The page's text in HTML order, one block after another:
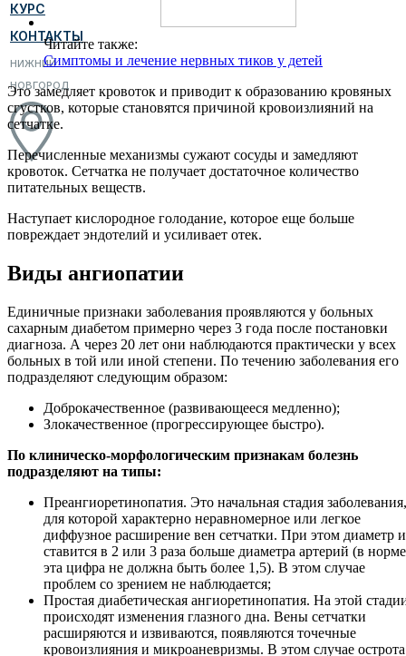
КУРС
КОНТАКТЫ
НИЖНИЙ
НОВГОРОД
Читайте также:
Симптомы и лечение нервных тиков у детей
Это замедляет кровоток и приводит к образованию кровяных
сгустков, которые становятся причиной кровоизлияний на
сетчатке.
Перечисленные механизмы сужают сосуды и замедляют
кровоток. Сетчатка не получает достаточное количество
питательных веществ.
Наступает кислородное голодание, которое еще больше
повреждает эндотелий и усиливает отек.
Виды ангиопатии
Единичные признаки заболевания проявляются у больных
сахарным диабетом примерно через 3 года после постановки
диагноза. А через 20 лет они наблюдаются практически у всех
больных в той или иной степени. По течению заболевания его
подразделяют следующим образом:
Доброкачественное (развивающееся медленно);
Злокачественное (прогрессирующее быстро).
По клиническо-морфологическим признакам болезнь
подразделяют на типы:
Преангиоретинопатия. Это начальная стадия заболевания,
для которой характерно неравномерное или легкое
диффузное расширение вен сетчатки. При этом диаметр
ставится в 2 или 3 раза больше диаметра артерий (в норме
эта цифра не должна быть более 1,5). В этом случае
проблем со зрением не наблюдается;
Простая диабетическая ангиоретинопатия. На этой
происходят изменения глазного дна. Вены сетчатки
расширяются и извиваются, появляются точечные
кровоизлияния и микроаневризмы. В этом случае острота